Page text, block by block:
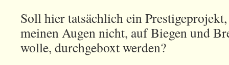
Soll hier tatsächlich ein
meinen Augen nicht, auf Biegen und
wolle, durchgeboxt werden?